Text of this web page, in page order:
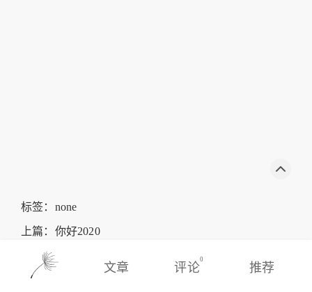
标签：none
上篇： 你好2020
下篇：wordpress更新显示“另一个更新正在进行”
文章 评论
0
推荐